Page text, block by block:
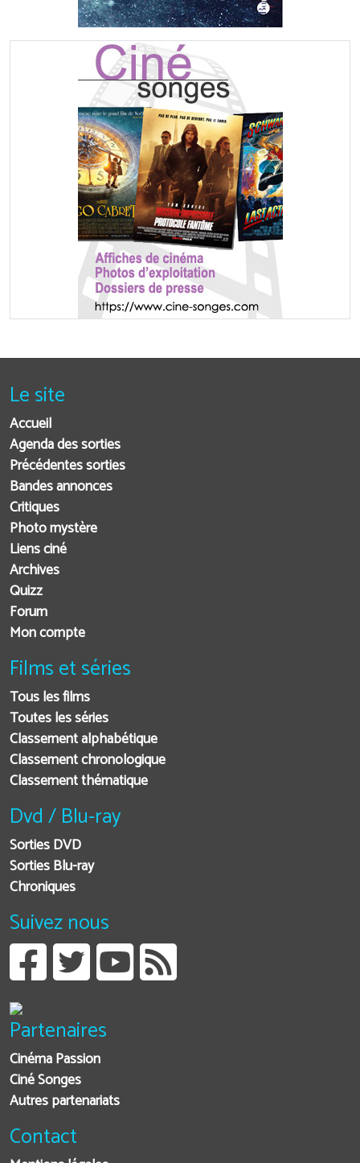
Le site
Accueil
Agenda des sorties
Précédentes sorties
Bandes annonces
Critiques
Photo mystère
Liens ciné
Archives
Quizz
Forum
Mon compte
Films et séries
Tous les films
Toutes les séries
Classement alphabétique
Classement chronologique
Classement thématique
Dvd / Blu-ray
Sorties DVD
Sorties Blu-ray
Chroniques
Suivez nous
Partenaires
Cinéma Passion
Ciné Songes
Autres partenariats
Contact